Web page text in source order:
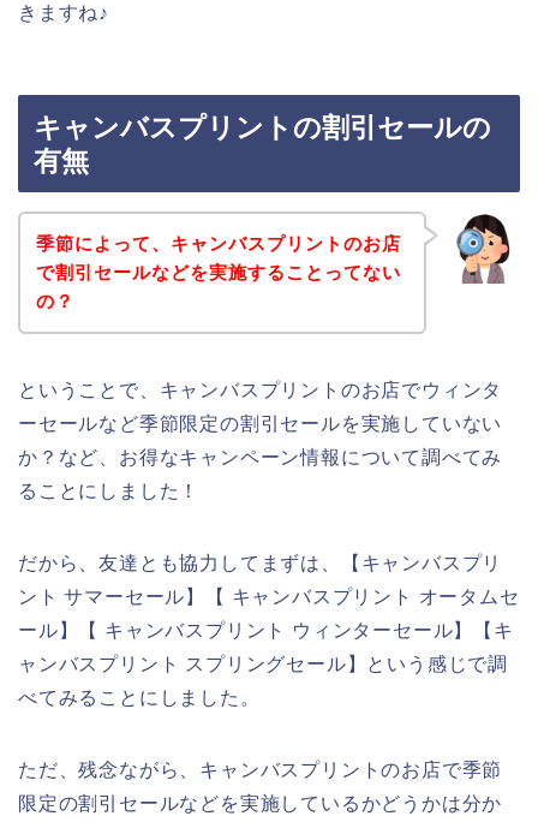
きますね♪
キャンバスプリントの割引セールの
有無
季節によって、キャンバスプリントのお店
で割引セールなどを実施することってない
の？
ということで、キャンバスプリントのお店でウィンタ
ーセールなど季節限定の割引セールを実施していない
か？など、お得なキャンペーン情報について調べてみ
ることにしました！
だから、友達とも協力してまずは、【キャンバスプリ
ント サマーセール】【 キャンバスプリント オータムセ
ール】【 キャンバスプリント ウィンターセール】【キ
ャンバスプリント スプリングセール】という感じで調
べてみることにしました。
ただ、残念ながら、キャンバスプリントのお店で季節
限定の割引セールなどを実施しているかどうかは分か